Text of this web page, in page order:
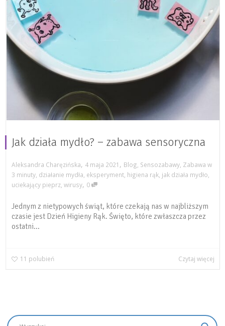
Jak działa mydło? – zabawa sensoryczna
Aleksandra Charęzińska, 4 maja 2021 , Blog Sensozabawy Zabawa w
3 minuty działanie mydła eksperyment higiena rąk jak działa mydło
uciekający pieprz wirusy, 0
Jednym z nietypowych świąt, które czekają nas w najbliższym
czasie jest Dzień Higieny Rąk. Święto, które zwłaszcza przez
ostatni...
11 polubień Czytaj więcej